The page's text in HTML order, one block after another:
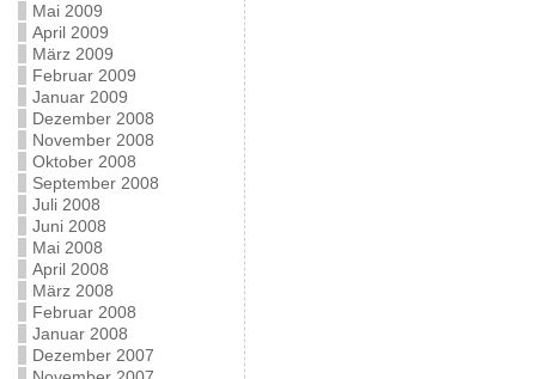
Mai 2009
April 2009
März 2009
Februar 2009
Januar 2009
Dezember 2008
November 2008
Oktober 2008
September 2008
Juli 2008
Juni 2008
Mai 2008
April 2008
März 2008
Februar 2008
Januar 2008
Dezember 2007